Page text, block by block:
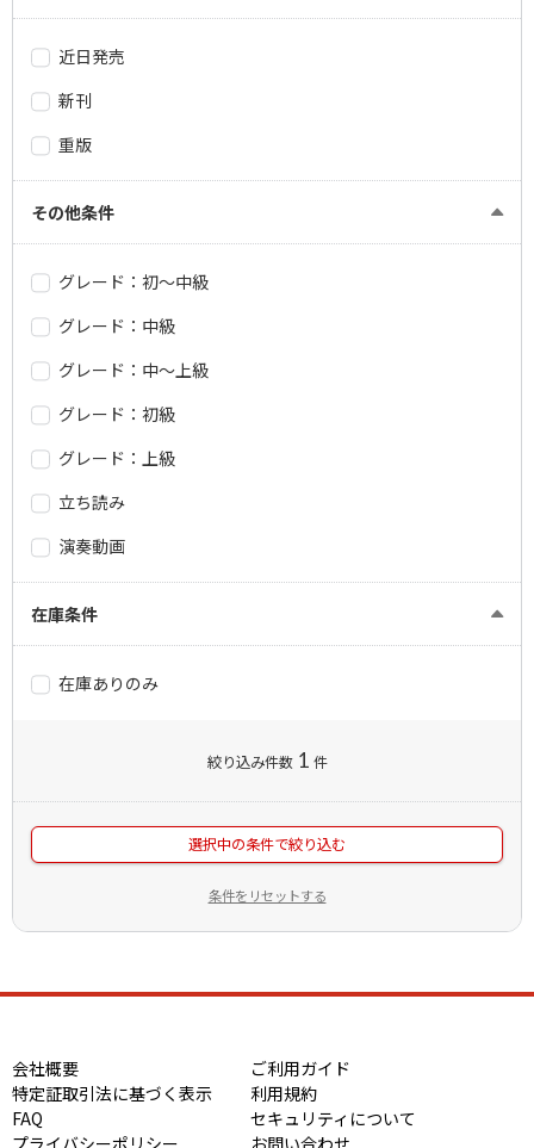
近日発売
新刊
重版
その他条件
グレード：初～中級
グレード：中級
グレード：中～上級
グレード：初級
グレード：上級
立ち読み
演奏動画
在庫条件
在庫ありのみ
絞り込み件数 1 件
選択中の条件で絞り込む
条件をリセットする
会社概要
ご利用ガイド
特定証取引法に基づく表示
利用規約
FAQ
セキュリティについて
プライバシーポリシー
お問い合わせ